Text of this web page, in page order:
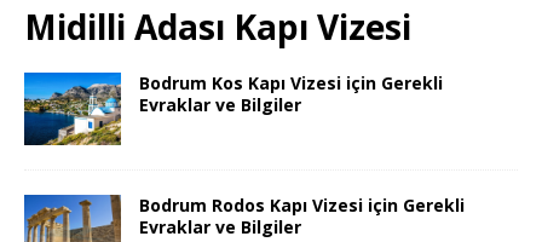
Midilli Adası Kapı Vizesi
Bodrum Kos Kapı Vizesi için Gerekli
Evraklar ve Bilgiler
Bodrum Rodos Kapı Vizesi için Gerekli
Evraklar ve Bilgiler